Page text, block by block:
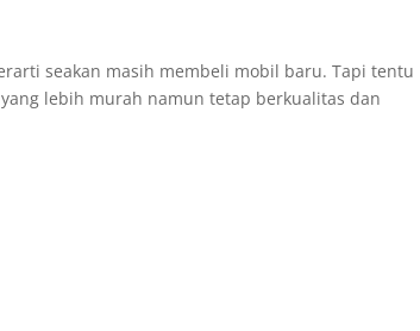
seakan masih membeli mobil baru. Tapi tentu
lebih murah namun tetap berkualitas dan